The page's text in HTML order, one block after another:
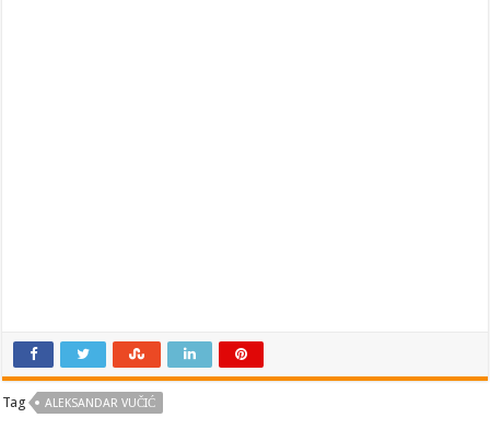
Tag ALEKSANDAR VUČIĆ